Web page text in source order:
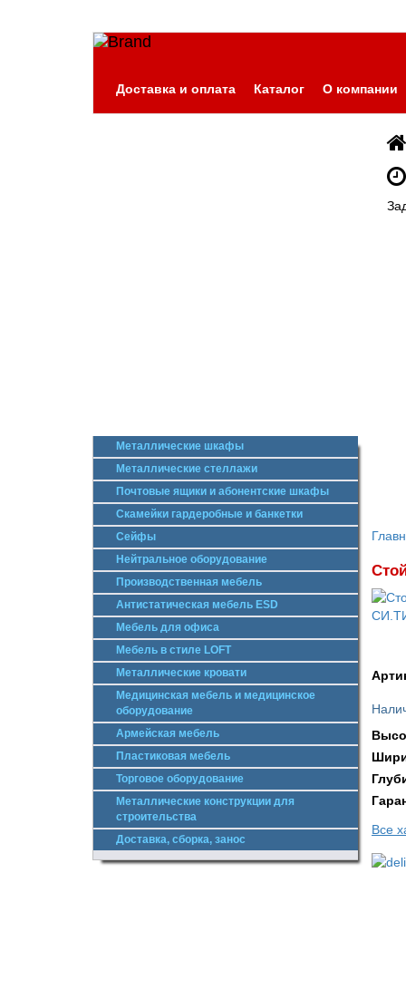
Доставка и оплата Каталог О компании
Металлические шкафы
Металлические стеллажи
Почтовые ящики и абонентские шкафы
Скамейки гардеробные и банкетки
Сейфы
Нейтральное оборудование
Производственная мебель
Антистатическая мебель ESD
Мебель для офиса
Мебель в стиле LOFT
Металлические кровати
Медицинская мебель и медицинское
оборудование
Армейская мебель
Пластиковая мебель
Торговое оборудование
Металлические конструкции для
строительства
Доставка, сборка, занос
Все